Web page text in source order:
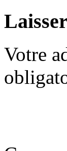
Votre